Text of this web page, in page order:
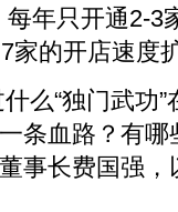
年只开通2-3
家的开店速度
么“独门武功
条血路？有
事长费国强